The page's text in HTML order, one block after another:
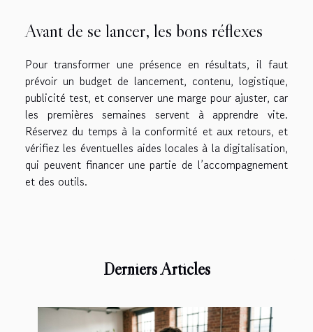
Avant de se lancer, les bons réflexes
Pour transformer une présence en résultats, il faut
prévoir un budget de lancement, contenu, logistique,
publicité test, et conserver une marge pour ajuster, car
les premières semaines servent à apprendre vite.
Réservez du temps à la conformité et aux retours, et
vérifiez les éventuelles aides locales à la digitalisation,
qui peuvent financer une partie de l’accompagnement
et des outils.
Derniers Articles